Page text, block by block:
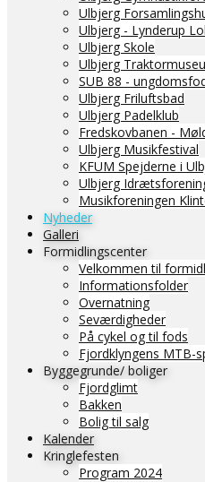
Ulbjerg
Ulbjerg - Lynderup
Ulbjerg Skole
Ulbjerg
SUB 88 -
Ulbjerg Friluftsbad
Ulbjerg Padelklub
Fredskovbanen -
Ulbjerg Musikfestival
KFUM Spejderne i
Ulbjerg
Musikforeningen
Nyheder
Galleri
Formidlingscenter
Velkommen til
Informationsfolder
Overnatning
Seværdigheder
På cykel og til fods
Fjordklyngens MTB-
Byggegrunde/ boliger
Fjordglimt
Bakken
Bolig til salg
Kalender
Kringlefesten
Program 2024